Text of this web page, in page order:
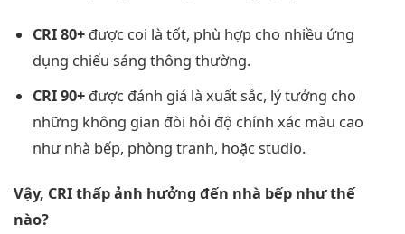
CRI 80+ được coi là tốt, phù hợp cho nhiều ứng
dụng chiếu sáng thông thường.
CRI 90+ được đánh giá là xuất sắc, lý tưởng cho
những không gian đòi hỏi độ chính xác màu cao
như nhà bếp, phòng tranh, hoặc studio.
Vậy, CRI thấp ảnh hưởng đến nhà bếp như thế
nào?